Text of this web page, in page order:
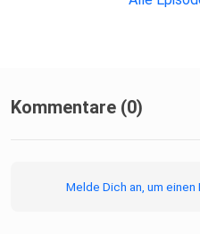
Kommentare (0)
Melde Dich an, um einen